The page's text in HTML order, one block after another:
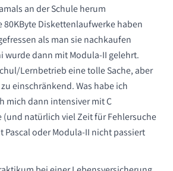
an der Schule herum
80KByte Diskettenlaufwerke haben
als man sie nachkaufen
wurde dann mit Modula-II gelehrt.
Lernbetrieb eine tolle Sache, aber
einschränkend. Was habe ich
mich dann intensiver mit C
natürlich viel Zeit für Fehlersuche
Pascal oder Modula-II nicht passiert